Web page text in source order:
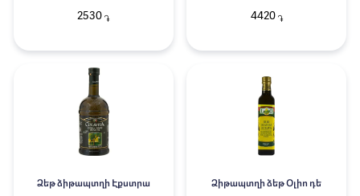
2530 ֏ 4420֏
Ձեթ ձիթապտղի Էքստրա
Ձիթապտղի ձեթ Օլիո դե